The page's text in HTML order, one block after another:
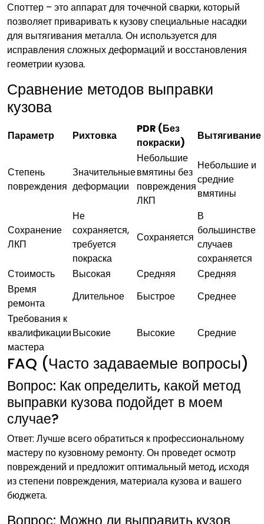
Споттер – это аппарат для точечной сварки, который
позволяет приваривать к кузову специальные насадки
для вытягивания металла. Он используется для
исправления сложных деформаций и восстановления
геометрии кузова.
Сравнение методов выправки
кузова
Параметр Рихтовка
PDR (Без
покраски)
Вытягивание
Степень
повреждения
Значительные
деформации
Небольшие
вмятины без
повреждения
ЛКП
Небольшие и
средние
вмятины
Сохранение
ЛКП
Не
сохраняется,
требуется
покраска
Сохраняется
В
большинстве
случаев
сохраняется
Стоимость
Высокая Средняя
Средняя
Время
ремонта
Длительное Быстрое
Среднее
Требования к
квалификации
мастера
Высокие Высокие Средние
FAQ (Часто задаваемые вопросы)
Вопрос: Как определить, какой метод
выправки кузова подойдет в моем
случае?
Ответ: Лучше всего обратиться к профессиональному
мастеру по кузовному ремонту. Он проведет осмотр
повреждений и предложит оптимальный метод, исходя
из степени повреждения, материала кузова и вашего
бюджета.